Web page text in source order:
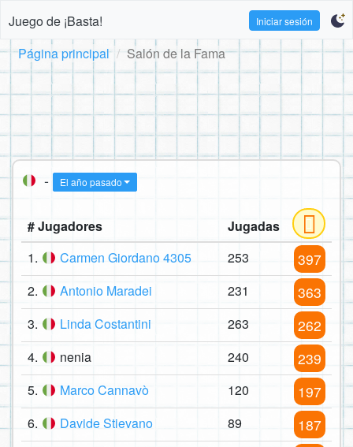
Juego de ¡Basta! Iniciar sesión
Página principal Salón de la Fama
- El año pasado
# Jugadores
Jugadas
1.
Carmen Giordano 4305 253 397
2. Antonio Maradei 231 363
3. Linda Costantini 263 262
4. nenia 240 239
5. Marco Cannavò 120 197
6. Davide Stievano 89 187